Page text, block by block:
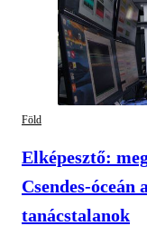
Föld
Elképesztő:
Csendes-óceán
tanácstalanok